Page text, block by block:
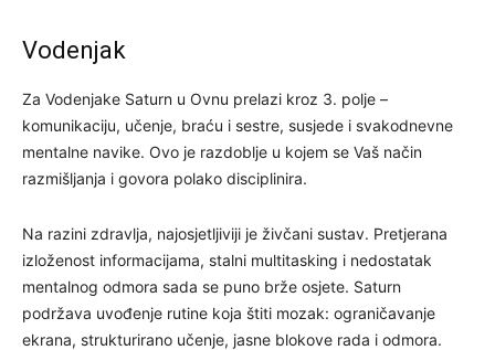
Vodenjak
Za Vodenjake Saturn u Ovnu prelazi kroz 3. polje –
komunikaciju, učenje, braću i sestre, susjede i svakodnevne
mentalne navike. Ovo je razdoblje u kojem se Vaš način
razmišljanja i govora polako disciplinira.
Na razini zdravlja, najosjetljiviji je živčani sustav. Pretjerana
izloženost informacijama, stalni multitasking i nedostatak
mentalnog odmora sada se puno brže osjete. Saturn
podržava uvođenje rutine koja štiti mozak: ograničavanje
ekrana, strukturirano učenje, jasne blokove rada i odmora.